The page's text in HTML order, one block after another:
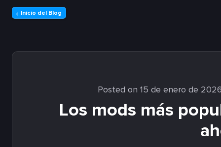
Inicio del Blog
Posted on 15 de enero de
Los mods más